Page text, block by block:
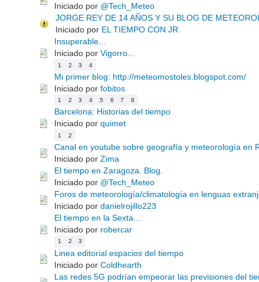
Iniciado por @Tech_Meteo
JORGE REY DE 14 AÑOS Y SU BLOG DE
Iniciado por EL TIEMPO CON JR
Insuperable...
Iniciado por Vigorro...
1 2 3 4
Mi primer blog: http://meteomostoles.blogspot.com/
Iniciado por fobitos
1 2 3 4 5 6 7 8
Barcelona: Historias del tiempo
Iniciado por quimet
1 2
Canal en youtube sobre geografía y meteorología en
Iniciado por Zima
El tiempo en Zaragoza. Blog.
Iniciado por @Tech_Meteo
Foros de meteorología/climatología en lenguas
Iniciado por danielrojillo223
El tiempo en la Sexta...
Iniciado por robercar
1 2 3
Linea editorial espacios del tiempo
Iniciado por Coldhearth
Las redes 5G podrían empeorar las previsiones del